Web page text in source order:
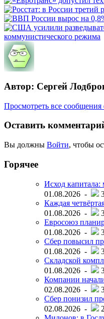
коммунистического режима
Автор: Сергей
Просмотреть все
Оставить
Вы должны Войти, чтобы
Горячее
Исход капитала:
01.08.2026 -
Каждая
01.08.2026 -
Евросоюз
01.08.2026 -
Сбер повысил
01.08.2026 -
Складской
01.08.2026 -
Компании
02.08.2026 -
Сбер понизил
02.08.2026 -